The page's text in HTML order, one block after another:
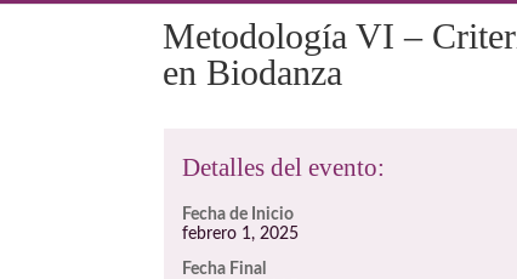
Metodología VI –
en Biodanza
Detalles del evento:
Fecha de Inicio
febrero 1, 2025
Fecha Final